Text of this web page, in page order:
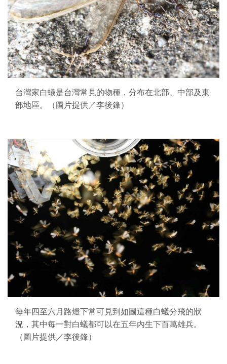
台灣家白蟻是台灣常見的物種，分布在北部、中部及東
部地區。（圖片提供／李後鋒）
每年四至六月路燈下常可見到如圖這種白蟻分飛的狀
況，其中每一對白蟻都可以在五年內生下百萬雄兵。
（圖片提供／李後鋒）